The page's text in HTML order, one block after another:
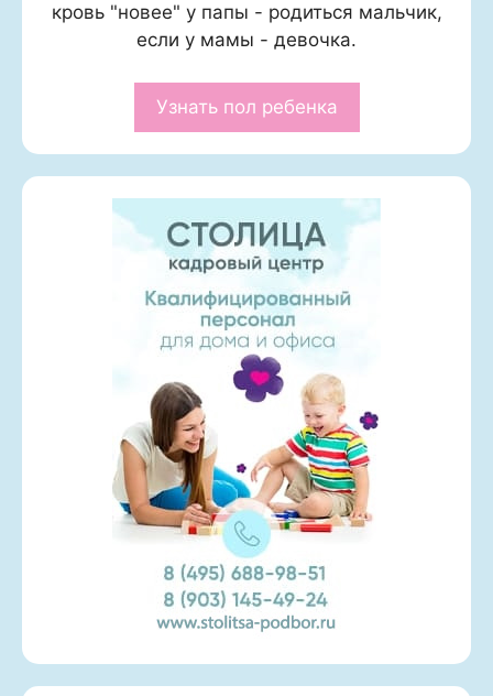
кровь "новее" у папы - родиться мальчик,
если у мамы - девочка.
Узнать пол ребенка